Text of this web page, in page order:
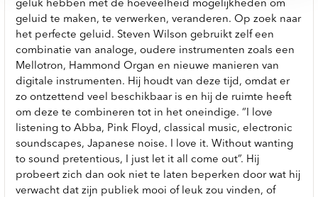
geluk hebben met de hoeveelheid mogelijkheden om
geluid te maken, te verwerken, veranderen. Op zoek naar
het perfecte geluid. Steven Wilson gebruikt zelf een
combinatie van analoge, oudere instrumenten zoals een
Mellotron, Hammond Organ en nieuwe manieren van
digitale instrumenten. Hij houdt van deze tijd, omdat er
zo ontzettend veel beschikbaar is en hij de ruimte heeft
om deze te combineren tot in het oneindige. “I love
listening to Abba, Pink Floyd, classical music, electronic
soundscapes, Japanese noise. I love it. Without wanting
to sound pretentious, I just let it all come out”. Hij
probeert zich dan ook niet te laten beperken door wat hij
verwacht dat zijn publiek mooi of leuk zou vinden, of